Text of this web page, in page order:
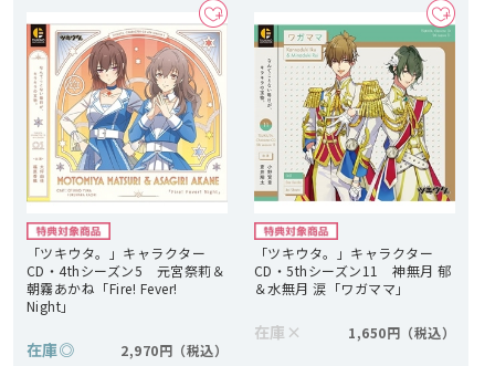
「ツキウタ。」キャラクター
CD・4thシーズン5 元宮祭莉＆
朝霧あかね「Fire! Fever!
Night」
在庫◎ 2,970円
「ツキウタ。」キャラクター
CD・5thシーズン11 神無月 郁
＆水無月 涙「ワガママ」
在庫 × 1,650円